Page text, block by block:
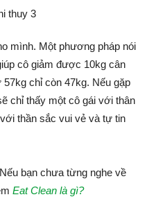
mình. Một phương pháp nói
cô giảm được 10kg cân
chỉ còn 47kg. Nếu gặp
chỉ thấy một cô gái với thân
thần sắc vui vẻ và tự tin
bạn chưa từng nghe về
Eat Clean là gì?